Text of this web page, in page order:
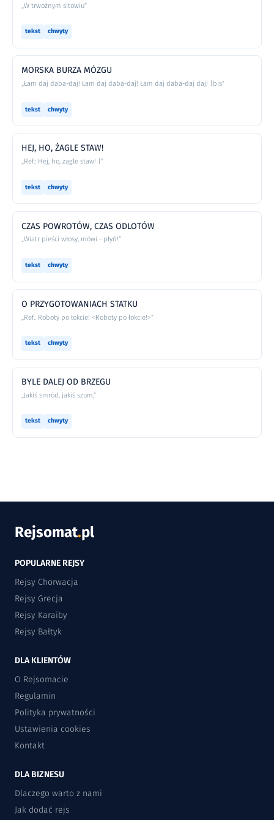
„W trwożnym sitowiu”
tekst chwyty
MORSKA BURZA MÓZGU
„Łam daj daba-daj! Łam daj daba-daj! Łam daj daba-daj daj! |bis”
tekst chwyty
HEJ, HO, ŻAGLE STAW!
„Ref.: Hej, ho, żagle staw! |”
tekst chwyty
CZAS POWROTÓW, CZAS ODLOTÓW
„Wiatr pieści włosy, mówi - płyń!”
tekst chwyty
O PRZYGOTOWANIACH STATKU
„Ref.: Roboty po łokcie! <Roboty po łokcie!>”
tekst chwyty
BYLE DALEJ OD BRZEGU
„Jakiś smród, jakiś szum,”
tekst chwyty
Rejsomat.pl
POPULARNE REJSY
Rejsy Chorwacja
Rejsy Grecja
Rejsy Karaiby
Rejsy Bałtyk
DLA KLIENTÓW
O Rejsomacie
Regulamin
Polityka prywatności
Ustawienia cookies
Kontakt
DLA BIZNESU
Dlaczego warto z nami
Jak dodać rejs